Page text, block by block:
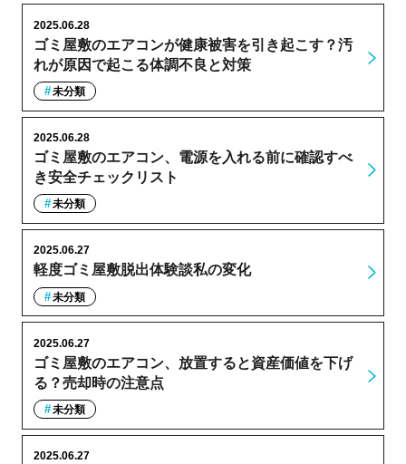
ゴミ屋敷のエアコンが健康被害を引き起こす？汚
れが原因で起こる体調不良と対策
2025.06.28
未分類
ゴミ屋敷のエアコン、電源を入れる前に確認すべ
き安全チェックリスト
2025.06.28
未分類
軽度ゴミ屋敷脱出体験談私の変化
2025.06.27
未分類
ゴミ屋敷のエアコン、放置すると資産価値を下げ
る？売却時の注意点
2025.06.27
未分類
2025.06.27